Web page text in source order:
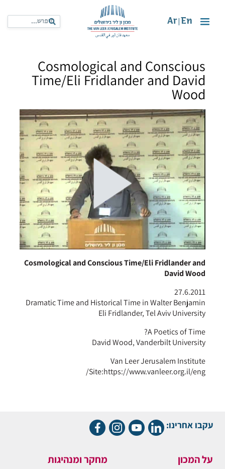
En
Ar
Cosmological and Conscious
Time/Eli Fridlander and David
Wood
Cosmological and Conscious Time/Eli Fridlander and
David Wood
27.6.2011
Dramatic Time and Historical Time in Walter Benjamin
Eli Fridlander, Tel Aviv University
A Poetics of Time?
David Wood, Vanderbilt University
Van Leer Jerusalem Institute
Site:https://www.vanleer.org.il/eng/
עקבו אחרינו:
על המכון מחקר ומנהיגות